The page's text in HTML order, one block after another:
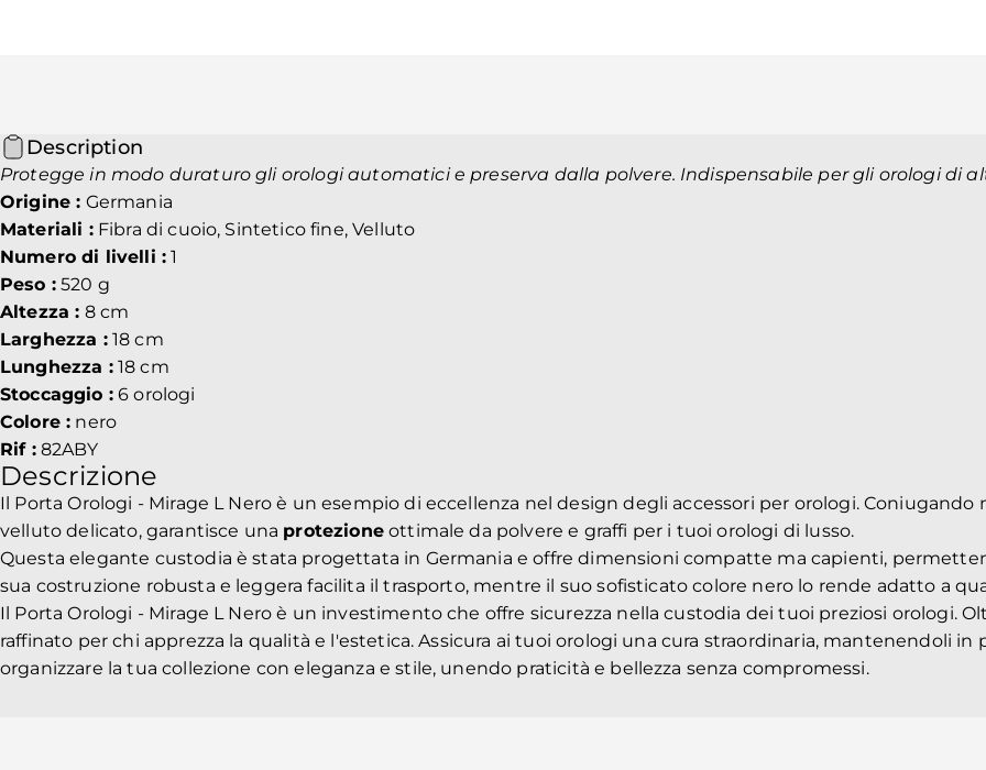
Description
Protegge in modo duraturo gli orologi automatici e preserva dalla polvere. Indispensabile per gli orologi di
Origine : Germania
Materiali :Fibra di cuoio, Sintetico fine, Velluto
Numero di livelli : 1
Peso :520 g
Altezza : 8 cm
Larghezza :18 cm
Lunghezza :18 cm
Stoccaggio :6 orologi
Colore : nero
Rif :82ABY
Descrizione
Il Porta Orologi - Mirage L Nero è un esempio di eccellenza nel design degli accessori per orologi.
velluto delicato, garantisce una protezioneottimale da polvere e graffi per i tuoi orologi di lusso.
Questa elegante custodia è stata progettata in Germania e offre dimensioni compatte ma capienti,
sua costruzione robusta e leggera facilita il trasporto, mentre il suo sofisticato colore nero lo rende adatto a
Il Porta Orologi - Mirage L Nero è un investimento che offre sicurezza nella custodia dei tuoi preziosi orologi.
raffinato per chi apprezza la qualità e l'estetica. Assicura ai tuoi orologi una cura straordinaria, mantenendoli
organizzare la tua collezione con eleganza e stile, unendo praticità e bellezza senza compromessi.